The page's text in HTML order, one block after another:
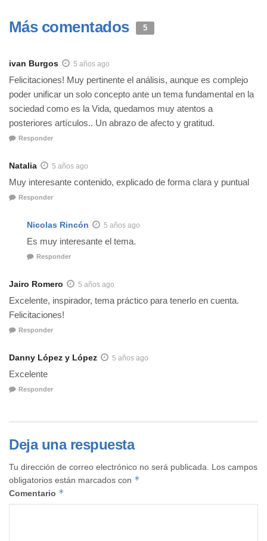
Más comentados 5
ivan Burgos 5 años ago
Felicitaciones! Muy pertinente el análisis, aunque es complejo
poder unificar un solo concepto ante un tema fundamental en la
sociedad como es la Vida, quedamos muy atentos a
posteriores artículos.. Un abrazo de afecto y gratitud.
Responder
Natalia 5 años ago
Muy interesante contenido, explicado de forma clara y puntual
Responder
Nicolas Rincón 5 años ago
Es muy interesante el tema.
Responder
Jairo Romero 5 años ago
Excelente, inspirador, tema práctico para tenerlo en cuenta.
Felicitaciones!
Responder
Danny López y López 5 años ago
Excelente
Responder
Deja una respuesta
Tu dirección de correo electrónico no será publicada.
Los campos
obligatorios están marcados con *
Comentario *